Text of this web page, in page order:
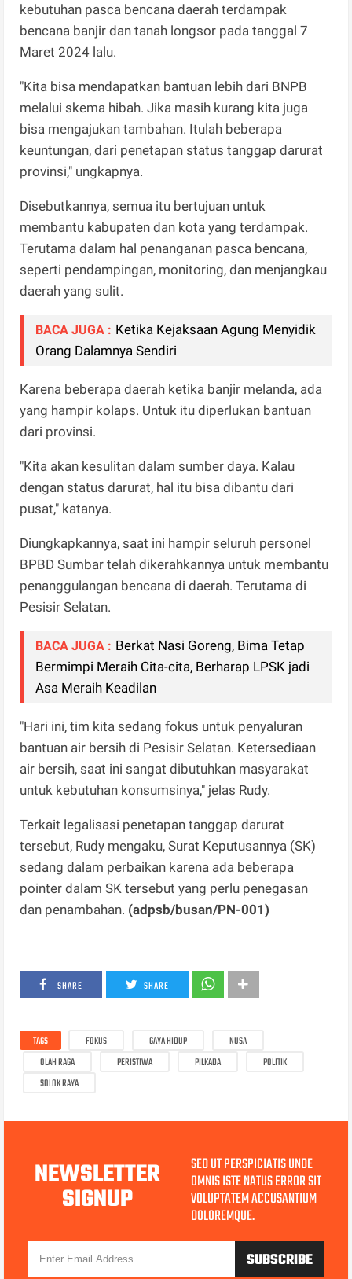
kebutuhan pasca bencana daerah terdampak
bencana banjir dan tanah longsor pada tanggal 7
Maret 2024 lalu.
"Kita bisa mendapatkan bantuan lebih dari BNPB
melalui skema hibah. Jika masih kurang kita juga
bisa mengajukan tambahan. Itulah beberapa
keuntungan, dari penetapan status tanggap darurat
provinsi," ungkapnya.
Disebutkannya, semua itu bertujuan untuk
membantu kabupaten dan kota yang terdampak.
Terutama dalam hal penanganan pasca bencana,
seperti pendampingan, monitoring, dan menjangkau
daerah yang sulit.
BACA JUGA : Ketika Kejaksaan Agung Menyidik
Orang Dalamnya Sendiri
Karena beberapa daerah ketika banjir melanda, ada
yang hampir kolaps. Untuk itu diperlukan bantuan
dari provinsi.
"Kita akan kesulitan dalam sumber daya. Kalau
dengan status darurat, hal itu bisa dibantu dari
pusat," katanya.
Diungkapkannya, saat ini hampir seluruh personel
BPBD Sumbar telah dikerahkannya untuk membantu
penanggulangan bencana di daerah. Terutama di
Pesisir Selatan.
BACA JUGA : Berkat Nasi Goreng, Bima Tetap
Bermimpi Meraih Cita-cita, Berharap LPSK jadi
Asa Meraih Keadilan
"Hari ini, tim kita sedang fokus untuk penyaluran
bantuan air bersih di Pesisir Selatan. Ketersediaan
air bersih, saat ini sangat dibutuhkan masyarakat
untuk kebutuhan konsumsinya," jelas Rudy.
Terkait legalisasi penetapan tanggap darurat
tersebut, Rudy mengaku, Surat Keputusannya (SK)
sedang dalam perbaikan karena ada beberapa
pointer dalam SK tersebut yang perlu penegasan
dan penambahan. (adpsb/busan/PN-001)
SHARE SHARE
TAGS FOKUS GAYA HIDUP
NUSA
OLAH RAGA
PERISTIWA PILKADA
POLITIK
SOLOK RAYA
NEWSLETTER
SIGNUP
SED UT PERSPICIATIS UNDE
OMNIS ISTE NATUS ERROR SIT
VOLUPTATEM ACCUSANTIUM
DOLOREMQUE.